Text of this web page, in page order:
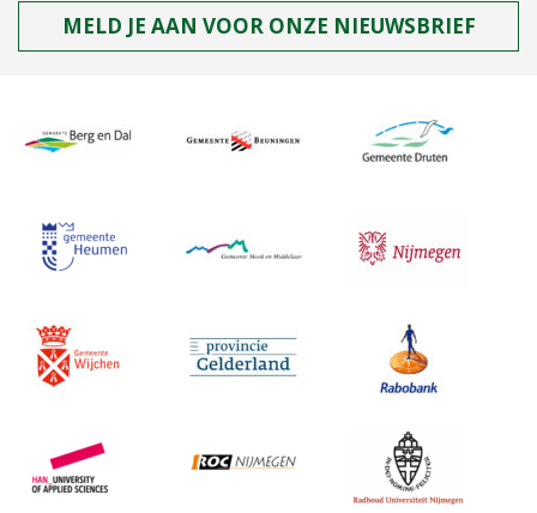
MELD JE AAN VOOR ONZE NIEUWSBRIEF